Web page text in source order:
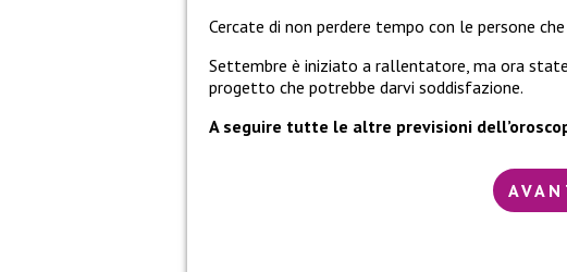
Cercate di non perdere tempo con le persone
Settembre è iniziato a rallentatore, ma ora
progetto che potrebbe darvi soddisfazione.
A seguire tutte le altre previsioni